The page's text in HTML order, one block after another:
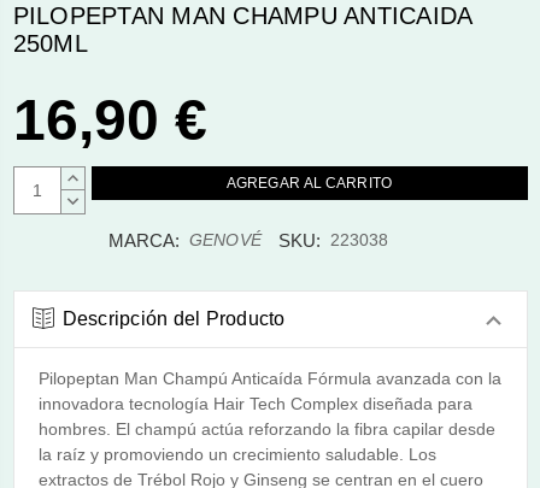
PILOPEPTAN MAN CHAMPU ANTICAIDA
250ML
16,90 €
AUMENTAR
CANTIDAD:
DISMINUIR
MARCA: GENOVÉ SKU: 223038
Descripción del Producto
Pilopeptan Man Champú Anticaída Fórmula avanzada con la
innovadora tecnología Hair Tech Complex diseñada para
hombres. El champú actúa reforzando la fibra capilar desde
la raíz y promoviendo un crecimiento saludable. Los
extractos de Trébol Rojo y Ginseng se centran en el cuero